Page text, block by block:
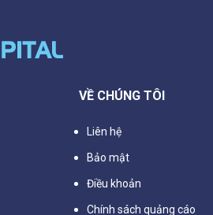
VỀ CHÚNG TÔI
Liên hệ
Bảo mật
Điều khoản
Chính sách quảng cáo